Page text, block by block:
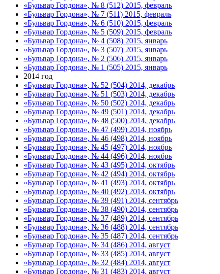
«Бульвар Гордона», № 8 (512) 2015, февраль
«Бульвар Гордона», № 7 (511) 2015, февраль
«Бульвар Гордона», № 6 (510) 2015, февраль
«Бульвар Гордона», № 5 (509) 2015, февраль
«Бульвар Гордона», № 4 (508) 2015, январь
«Бульвар Гордона», № 3 (507) 2015, январь
«Бульвар Гордона», № 2 (506) 2015, январь
«Бульвар Гордона», № 1 (505) 2015, январь
2014 год
«Бульвар Гордона», № 52 (504) 2014, декабрь
«Бульвар Гордона», № 51 (503) 2014, декабрь
«Бульвар Гордона», № 50 (502) 2014, декабрь
«Бульвар Гордона», № 49 (501) 2014, декабрь
«Бульвар Гордона», № 48 (500) 2014, декабрь
«Бульвар Гордона», № 47 (499) 2014, ноябрь
«Бульвар Гордона», № 46 (498) 2014, ноябрь
«Бульвар Гордона», № 45 (497) 2014, ноябрь
«Бульвар Гордона», № 44 (496) 2014, ноябрь
«Бульвар Гордона», № 43 (495) 2014, октябрь
«Бульвар Гордона», № 42 (494) 2014, октябрь
«Бульвар Гордона», № 41 (493) 2014, октябрь
«Бульвар Гордона», № 40 (492) 2014, октябрь
«Бульвар Гордона», № 39 (491) 2014, сентябрь
«Бульвар Гордона», № 38 (490) 2014, сентябрь
«Бульвар Гордона», № 37 (489) 2014, сентябрь
«Бульвар Гордона», № 36 (488) 2014, сентябрь
«Бульвар Гордона», № 35 (487) 2014, сентябрь
«Бульвар Гордона», № 34 (486) 2014, август
«Бульвар Гордона», № 33 (485) 2014, август
«Бульвар Гордона», № 32 (484) 2014, август
«Бульвар Гордона», № 31 (483) 2014, август